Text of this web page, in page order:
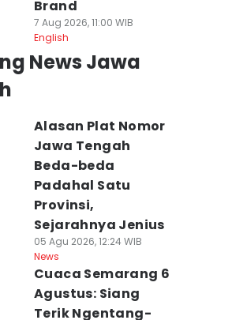
Brand
7 Aug 2026, 11:00 WIB
English
News Jawa
Alasan Plat Nomor
Jawa Tengah
Beda-beda
Padahal Satu
Provinsi,
Sejarahnya Jenius
05 Agu 2026, 12:24 WIB
News
Cuaca Semarang 6
Agustus: Siang
Terik Ngentang-